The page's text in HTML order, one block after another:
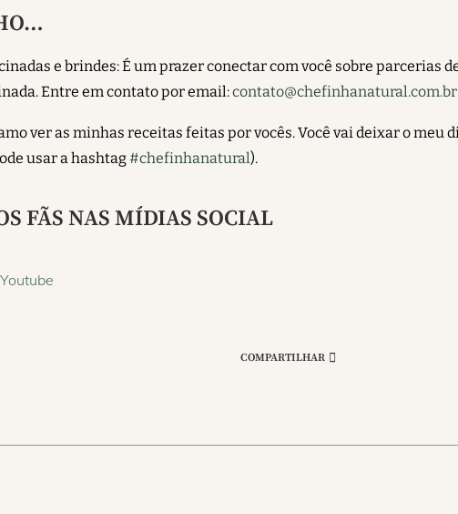
e brindes: É um prazer conectar com você sobre parcerias
Entre em contato por email:contato@chefinhanatural.com.br
ver as minhas receitas feitas por vocês. Você vai deixar o meu
usar a hashtag#chefinhanatural).
FÃS NAS MÍDIAS SOCIAL
Youtube
COMPARTILHAR